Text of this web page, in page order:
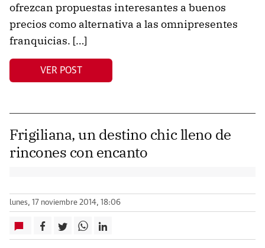
ofrezcan propuestas interesantes a buenos
precios como alternativa a las omnipresentes
franquicias. […]
VER POST
Frigiliana, un destino chic lleno de
rincones con encanto
lunes, 17 noviembre 2014, 18:06